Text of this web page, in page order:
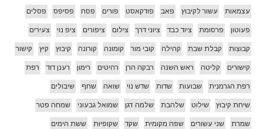
עצמאות עשור לקיבוץ פאב פודקאסט פורים פסח פסיפס פסלים
פעוטון פרסומת ציוד כבד ציוני דרך צילום ציפורים ציפ נוי צעירים
קבוצות קבלת שבת קהילה קובי מור קומונה קורונה קיבוץ קיץ קישור
קישורים קליטה ראש השנה רבקה הרן רהיטים רימון רענן דוד רפת
רפת הגרמנית שבועות שדות שדש נוי שואה שחף שיבולים
שיחת קיבוץ שילוט שלהבת שלמה דגן שמואל גבעוני שמחה פטר
שמרת שני עשורים שפה מקומית שקד שקופיות ששת הימים